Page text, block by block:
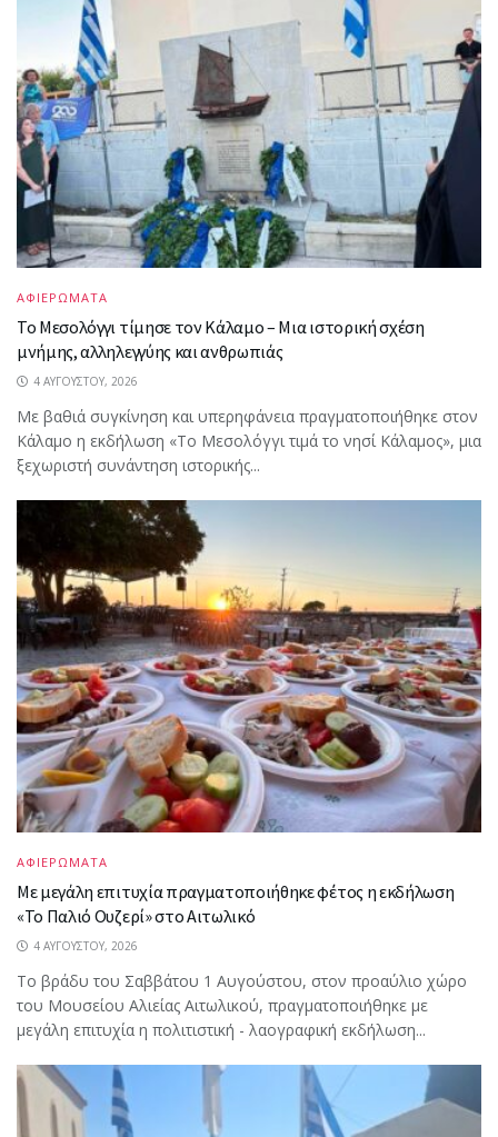
ΑΦΙΕΡΩΜΑΤΑ
Το Μεσολόγγι τίμησε τον Κάλαμο – Μια ιστορική σχέση
μνήμης, αλληλεγγύης και ανθρωπιάς
4 ΑΥΓΟΎΣΤΟΥ, 2026
Με βαθιά συγκίνηση και υπερηφάνεια πραγματοποιήθηκε στον
Κάλαμο η εκδήλωση «Το Μεσολόγγι τιμά το νησί Κάλαμος», μια
ξεχωριστή συνάντηση ιστορικής...
ΑΦΙΕΡΩΜΑΤΑ
Με μεγάλη επιτυχία πραγματοποιήθηκε φέτος η εκδήλωση
«Το Παλιό Ουζερί» στο Αιτωλικό
4 ΑΥΓΟΎΣΤΟΥ, 2026
Το βράδυ του Σαββάτου 1 Αυγούστου, στον προαύλιο χώρο
του Μουσείου Αλιείας Αιτωλικού, πραγματοποιήθηκε με
μεγάλη επιτυχία η πολιτιστική - λαογραφική εκδήλωση...